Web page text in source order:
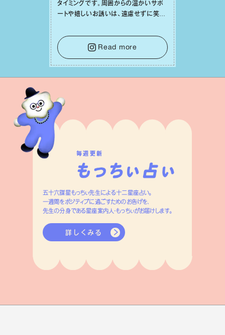
タイミングです。周囲からの温かいサポ
ートや嬉しいお誘いは、遠慮せずに笑顔
せになっていくイメージを持って⼀歩を
踏み出して。⼀⼈⼀⼈の良いところが混
ざり合い、ハッピーな未来が形作られて
いきます。
Read more
毎週更新
五十六謀星もっちぃ先生による十二星座占い。
一週間をポジティブに過ごすためのお告げを、
先生の分身である星座案内人・もっちぃがお届けします。
詳しくみる